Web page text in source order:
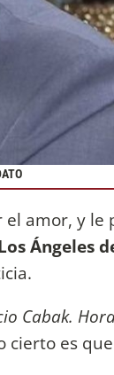
amor, y le
Ángeles
Cabak.
cierto es